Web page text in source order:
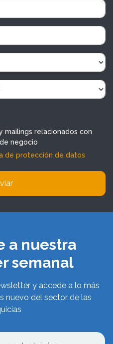
mailings relacionados con
negocio
de protección de datos
a nuestra
semanal
y accede a lo más
nuevo del sector de las